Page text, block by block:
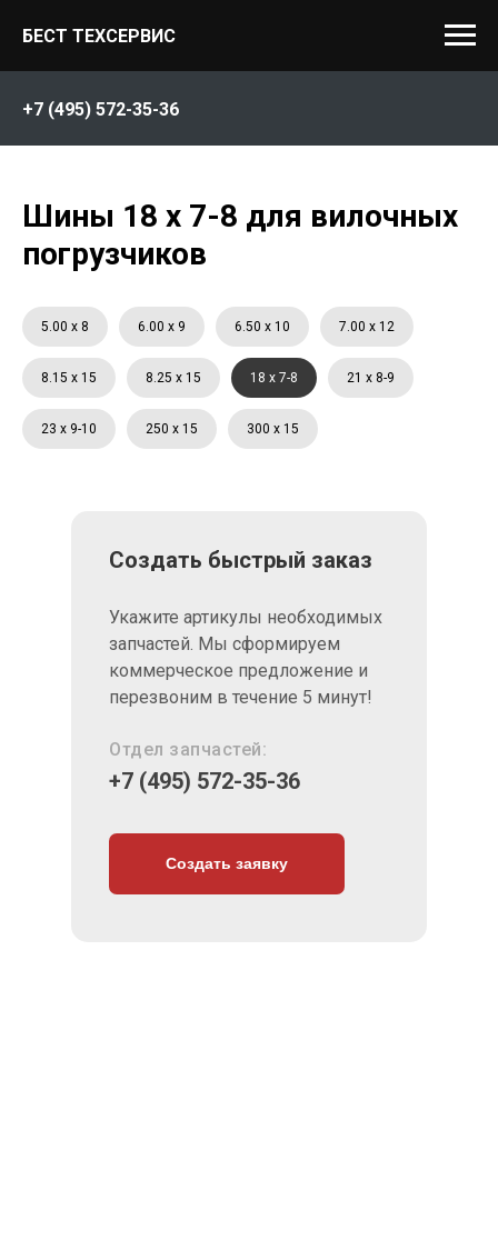
БЕСТ ТЕХСЕРВИС
+7 (495) 572-35-36
Шины 18 х 7-8 для вилочных
погрузчиков
5.00 x 8 6.00 x 9 6.50 x 10 7.00 x 12
8.15 x 15 8.25 x 15 18 x 7-8 21 x 8-9
23 x 9-10 250 x 15 300 x 15
+7 (495) 572-35-36
Отдел запчастей:
Создать быстрый заказ
Укажите артикулы необходимых
запчастей. Мы сформируем
коммерческое предложение и
перезвоним в течение 5 минут!
Создать заявку